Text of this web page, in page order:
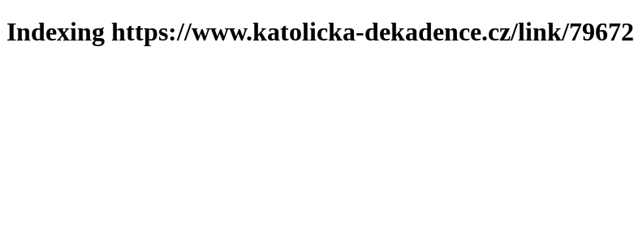
Indexing https://www.katolicka-dekadence.cz/link/79672